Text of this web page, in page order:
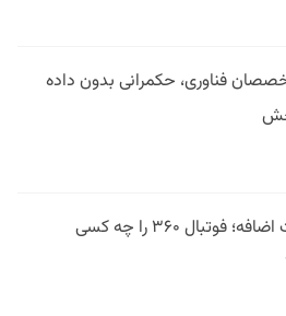
فناوری، حکمرانی بدون داده
فیلتر در وقت اضافه؛ فوتبال ۳۶۰ را چه کسی